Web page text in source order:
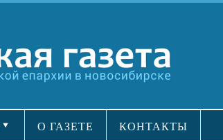
О ГАЗЕТЕ КОНТАКТЫ